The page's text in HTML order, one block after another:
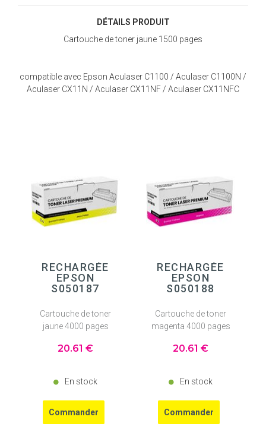
DÉTAILS PRODUIT
Cartouche de toner jaune 1500 pages
compatible avec Epson Aculaser C1100 / Aculaser C1100N /
Aculaser CX11N / Aculaser CX11NF / Aculaser CX11NFC
RECHARGÉE
EPSON
S050187
Cartouche de toner
jaune 4000 pages
20.61 €
En stock
RECHARGÉE
EPSON
S050188
Cartouche de toner
magenta 4000 pages
20.61 €
En stock